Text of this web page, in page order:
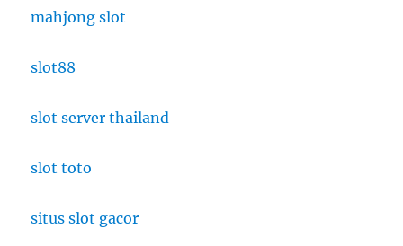
mahjong slot
slot88
slot server thailand
slot toto
situs slot gacor